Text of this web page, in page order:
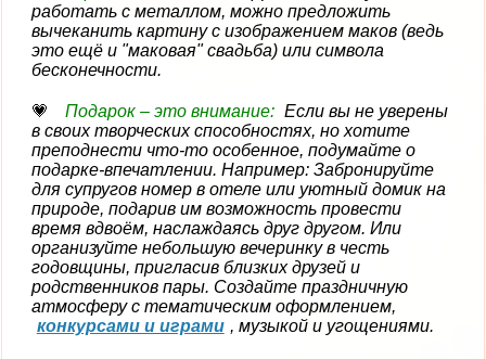
работать с металлом, можно предложить
вычеканить картину с изображением маков (ведь
это ещё и "маковая" свадьба) или символа
бесконечности.
Подарок – это внимание: Если вы не уверены
в своих творческих способностях, но хотите
преподнести что-то особенное, подумайте о
подарке-впечатлении. Например: Забронируйте
для супругов номер в отеле или уютный домик на
природе, подарив им возможность провести
время вдвоём, наслаждаясь друг другом. Или
организуйте небольшую вечеринку в честь
годовщины, пригласив близких друзей и
родственников пары. Создайте праздничную
атмосферу с тематическим оформлением,
конкурсами и играми , музыкой и угощениями.